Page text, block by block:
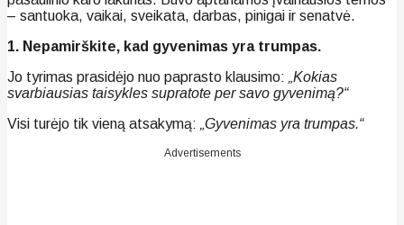
– santuoka, vaikai, sveikata, darbas, pinigai ir senatvė.
1. Nepamirškite, kad gyvenimas yra trumpas.
Jo tyrimas prasidėjo nuo paprasto klausimo: „Kokias
svarbiausias taisykles supratote per savo gyvenimą?“
Visi turėjo tik vieną atsakymą: „Gyvenimas yra trumpas.“
Advertisements